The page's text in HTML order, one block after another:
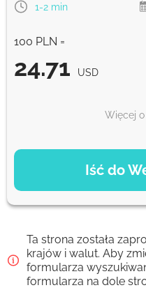
1-2 min
100 PLN =
24.71 USD
Iść do
Więcej
OPCJE PŁATNOŚCI
24.71 USD
Google Pay
24.71 USD
Ta strona została
krajów i walut. Aby
formularza
formularza na dole